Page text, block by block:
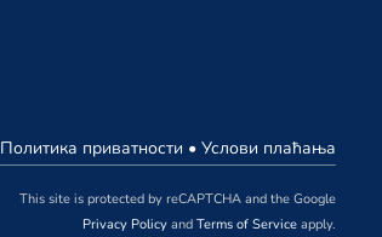
Политика приватности • Услови плаћања
This site is protected by reCAPTCHA and the Google
Privacy Policy and Terms of Service apply.